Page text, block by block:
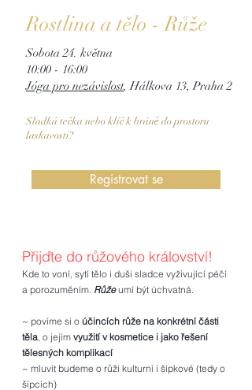
Rostlina a tělo - Růže
Sobota 24. května
10:00 - 16:00
Jóga pro nezávislost, Hálkova 13, Praha 2
Sladká tečka nebo klíč k bráně do prostoru
laskavosti?
Registrovat se
​Přijďte do růžového království!
Kde to voní, sytí tělo i duši sladce vyživující péčí
a porozuměním. Růžeumí být úchvatná.
~ povíme si o účincích růže na konkrétní části
těla, o jejím využití v kosmetice i jako řešení
tělesných komplikací
~ mluvit budeme o růži kulturní i šípkové (tedy o
šípcích)